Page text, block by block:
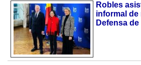
Robles
informal
Defensa